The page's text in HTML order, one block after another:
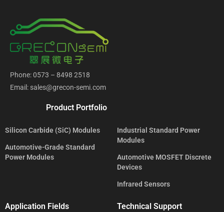
Phone: 0573 – 8498 2518
Email: sales@grecon-semi.com
Product Portfolio
Silicon Carbide (SiC) Modules
Automotive-Grade Standard
Power Modules
Industrial Standard Power
Modules
Automotive MOSFET Discrete
Devices
Infrared Sensors
Application Fields Technical Support